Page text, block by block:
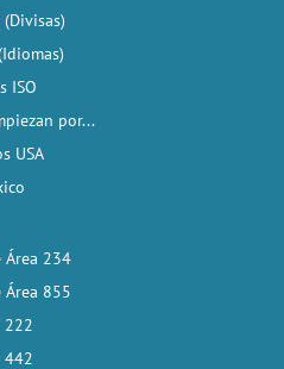
ISO
por...
USA
Área 234
855
222
442